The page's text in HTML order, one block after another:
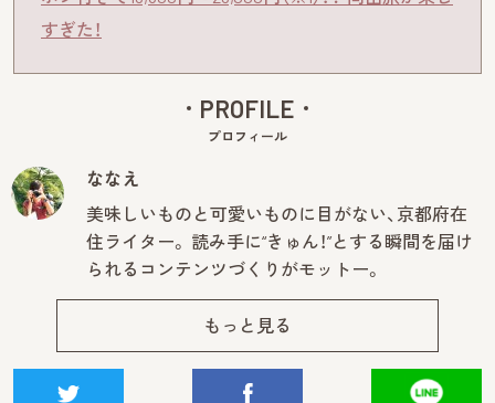
すぎた！
PROFILE
プロフィール
ななえ
美味しいものと可愛いものに目がない、京都府在
住ライター。 読み手に“きゅん！”とする瞬間を届け
られるコンテンツづくりがモットー。
もっと見る